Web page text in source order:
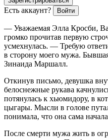
Есть аккаунт? Войти
— Уважаемая Элла Кросби,
громко прочитав первую
усмехнулась. — Требую
в сторону моего мужа.
Зинаида Маршалл.
Откинув письмо, девушка
белоснежные рукава
потянулась к хьюмидору, в
цыгары. Мысли в голове
понимала, что она сама
После смерти мужа жить в